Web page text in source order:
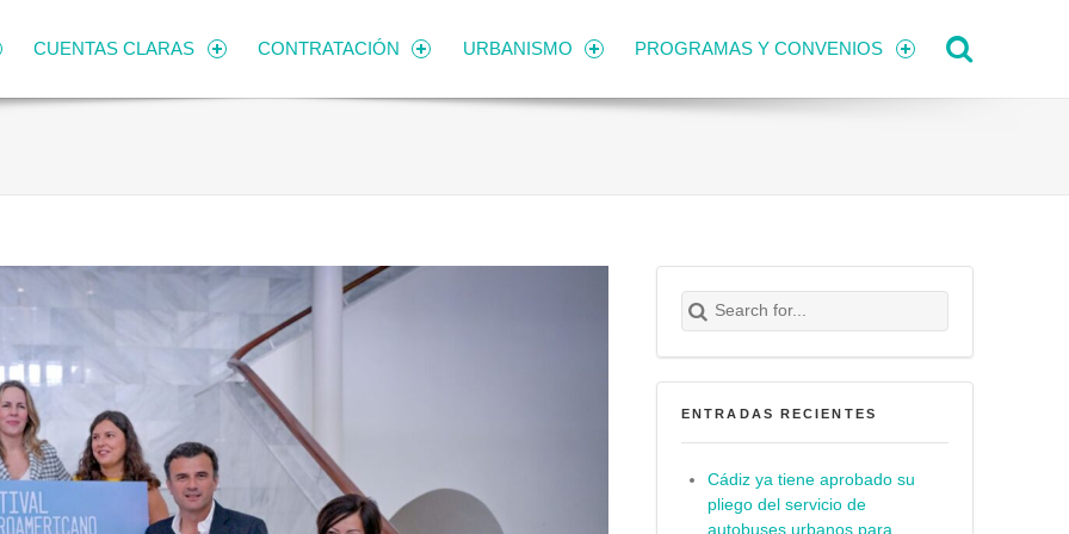
CUENTAS CLARAS CONTRATACIÓN URBANISMO PROGRAMAS Y CONVENIOS
Search for:
Buscar
ENTRADAS RECIENTES
Cádiz ya tiene aprobado su
pliego del servicio de
autobuses urbanos para